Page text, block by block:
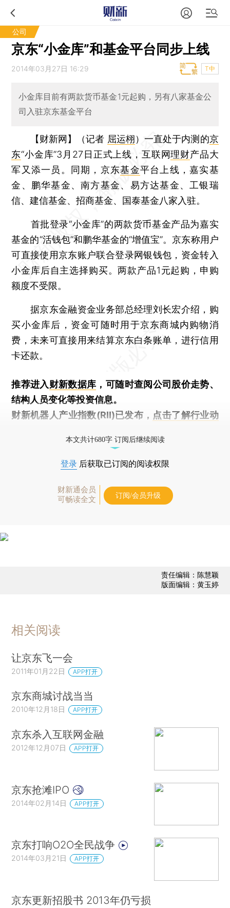
公司
京东“小金库”和基金平台同步上线
2014年03月27日 16:29 T中
小金库目前有两款货币基金1元起购，另有八家基金公
司入驻京东基金平台
【财新网】（记者 屈运栩） 一直处于内测的京
东“小金库”3月27日正式上线，互联网理财产品大
军又添一员。同期，京东基金平台上线，嘉实基
金、鹏华基金、南方基金、易方达基金、工银瑞
信、建信基金、招商基金、国泰基金八家入驻。
首批登录“小金库”的两款货币基金产品为嘉实
基金的“活钱包”和鹏华基金的“增值宝”。京东称用户
可直接使用京东账户联合登录网银钱包，资金转入
小金库后自主选择购买。两款产品1元起购，申购
额度不受限。
据京东金融资金业务部总经理刘长宏介绍，购
买小金库后，资金可随时用于京东商城内购物消
费，未来可直接用来结算京东白条账单，进行信用
卡还款。
推荐进入财新数据库 ，可随时查阅公司股价走势、
结构人员变化等投资信息。
财新机器人产业指数(RII)已发布， 点击了解行业动
本文共计680字 订阅后继续阅读
登录 后获取已订阅的阅读权限
财新通会员
可畅读全文
订阅/会员升级
责任编辑：陈慧颖
版面编辑：黄玉婷
相关阅读
让京东飞一会
2011年01月22日 APP打开
京东商城讨战当当
2010年12月18日 APP打开
京东杀入互联网金融
2012年12月07日 APP打开
京东抢滩IPO
2014年02月14日 APP打开
京东打响O2O全民战争
2014年03月21日 APP打开
京东更新招股书 2013年仍亏损